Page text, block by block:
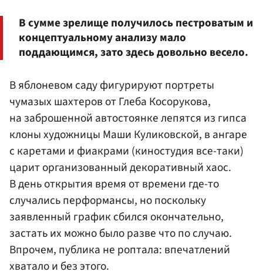
В сумме зрелище получилось пестроватым и
концептуальному анализу мало
поддающимся, зато здесь довольно весело.
В яблоневом саду фигурируют портреты
чумазых шахтеров от Глеба Косорукова,
на заброшенной автостоянке лепятся из гипса
клоны художницы Маши Куликовской, в ангаре
с каретами и фиакрами (киностудия все-таки)
царит организованный декоративный хаос.
В день открытия время от времени где-то
случались перформансы, но поскольку
заявленный график сбился окончательно,
застать их можно было разве что по случаю.
Впрочем, публика не роптала: впечатлений
хватало и без этого.